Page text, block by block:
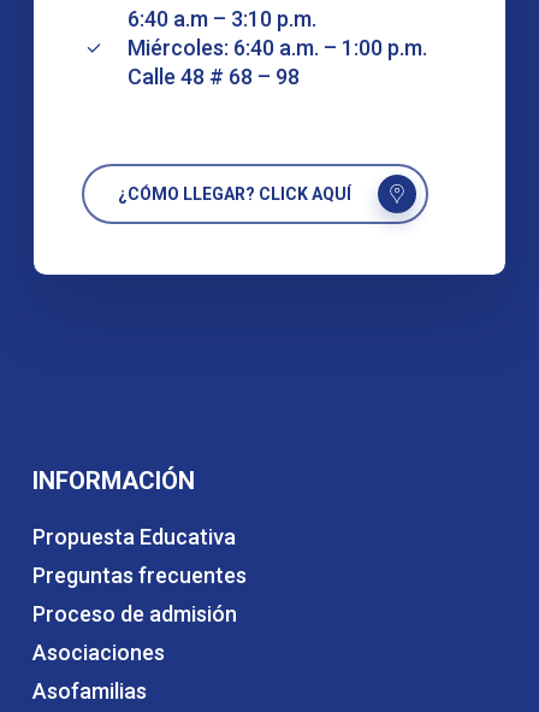
6:40 a.m – 3:10 p.m.
Miércoles: 6:40 a.m. – 1:00 p.m.
Calle 48 # 68 – 98
¿CÓMO LLEGAR? CLICK AQUÍ
INFORMACIÓN
Propuesta Educativa
Preguntas frecuentes
Proceso de admisión
Asociaciones
Asofamilias